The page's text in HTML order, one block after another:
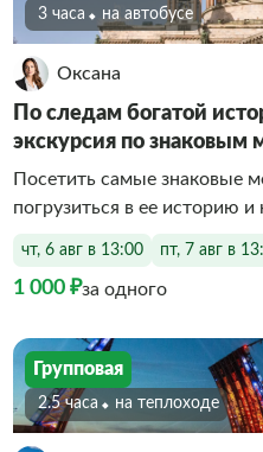
3 часа На автобусе
Оксана
По следам богатой
экскурсия по знаковым
Посетить самые знаковые
погрузиться в ее историю и
чт, 6 авг в 13:00 пт, 7 авг в
1 000 ₽за одного
Групповая
2.5 часа На теплоходе